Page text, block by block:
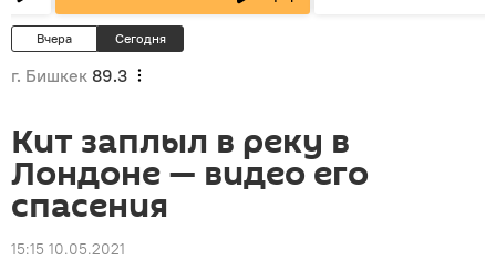
Вчера Сегодня
г. Бишкек 89.3
Кит заплыл в реку в
Лондоне — видео его
спасения
15:15 10.05.2021